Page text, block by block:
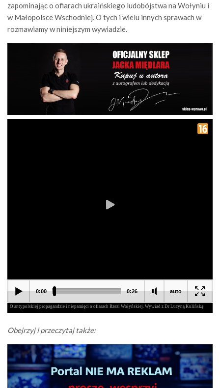
zapominając o ofiarach ukraińskiego ludobójstwa na Wołyniu i
w Małopolsce Wschodniej. O tych i wielu innych sprawach w
rozmawiamy w niniejszym wywiadzie.
Obejrzyj i przeczytaj także: